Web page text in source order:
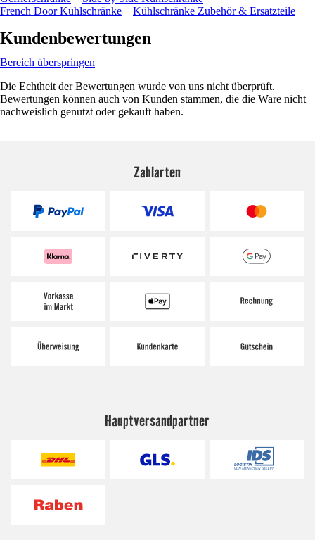
French Door Kühlschränke
Kühlschränke Zubehör & Ersatzteile
Kundenbewertungen
Bereich überspringen
Die Echtheit der Bewertungen wurde von uns nicht überprüft.
Bewertungen können auch von Kunden stammen, die die Ware nicht
nachweislich genutzt oder gekauft haben.
Zahlarten
Hauptversandpartner